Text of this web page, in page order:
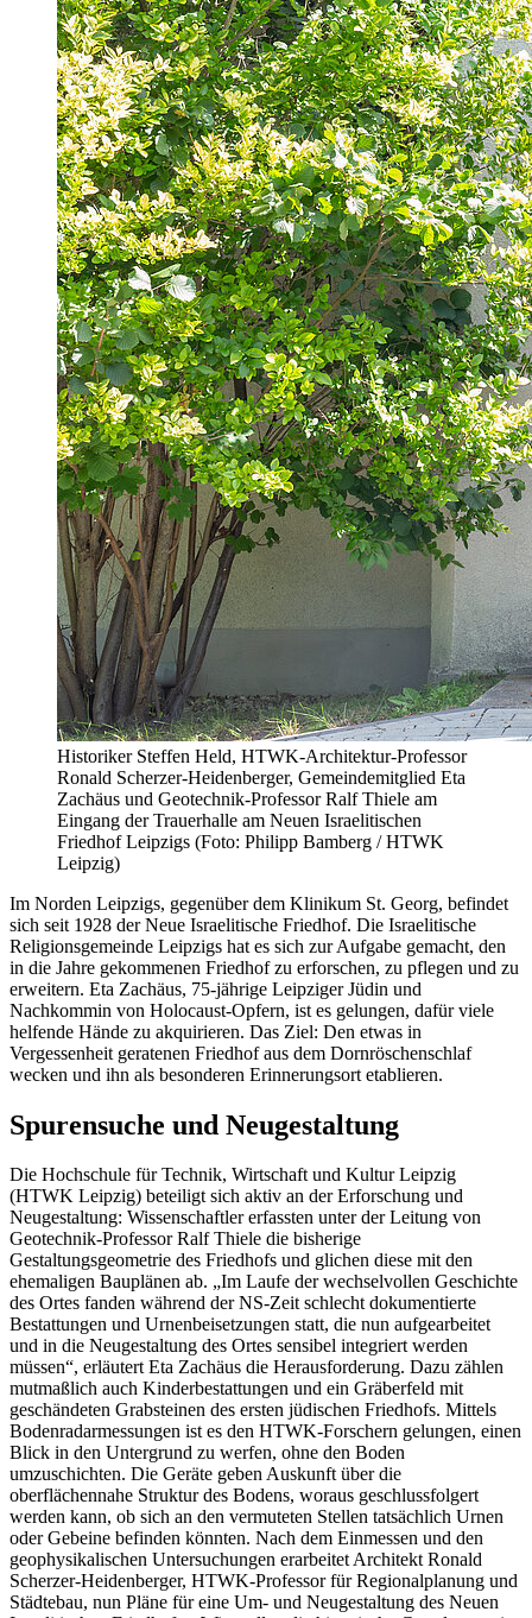
Historiker Steffen Held, HTWK-Architektur-Professor
Ronald Scherzer-Heidenberger, Gemeindemitglied Eta
Zachäus und Geotechnik-Professor Ralf Thiele am
Eingang der Trauerhalle am Neuen Israelitischen
Friedhof Leipzigs (Foto: Philipp Bamberg / HTWK
Leipzig)
Im Norden Leipzigs, gegenüber dem Klinikum St. Georg, befindet
sich seit 1928 der Neue Israelitische Friedhof. Die Israelitische
Religionsgemeinde Leipzigs hat es sich zur Aufgabe gemacht, den
in die Jahre gekommenen Friedhof zu erforschen, zu pflegen und zu
erweitern. Eta Zachäus, 75-jährige Leipziger Jüdin und
Nachkommin von Holocaust-Opfern, ist es gelungen, dafür viele
helfende Hände zu akquirieren. Das Ziel: Den etwas in
Vergessenheit geratenen Friedhof aus dem Dornröschenschlaf
wecken und ihn als besonderen Erinnerungsort etablieren.
Spurensuche und Neugestaltung
Die Hochschule für Technik, Wirtschaft und Kultur Leipzig
(HTWK Leipzig) beteiligt sich aktiv an der Erforschung und
Neugestaltung: Wissenschaftler erfassten unter der Leitung von
Geotechnik-Professor Ralf Thiele die bisherige
Gestaltungsgeometrie des Friedhofs und glichen diese mit den
ehemaligen Bauplänen ab. „Im Laufe der wechselvollen Geschichte
des Ortes fanden während der NS-Zeit schlecht dokumentierte
Bestattungen und Urnenbeisetzungen statt, die nun aufgearbeitet
und in die Neugestaltung des Ortes sensibel integriert werden
müssen“, erläutert Eta Zachäus die Herausforderung. Dazu zählen
mutmaßlich auch Kinderbestattungen und ein Gräberfeld mit
geschändeten Grabsteinen des ersten jüdischen Friedhofs. Mittels
Bodenradarmessungen ist es den HTWK-Forschern gelungen, einen
Blick in den Untergrund zu werfen, ohne den Boden
umzuschichten. Die Geräte geben Auskunft über die
oberflächennahe Struktur des Bodens, woraus geschlussfolgert
werden kann, ob sich an den vermuteten Stellen tatsächlich Urnen
oder Gebeine befinden könnten. Nach dem Einmessen und den
geophysikalischen Untersuchungen erarbeitet Architekt Ronald
Scherzer-Heidenberger, HTWK-Professor für Regionalplanung und
Städtebau, nun Pläne für eine Um- und Neugestaltung des Neuen